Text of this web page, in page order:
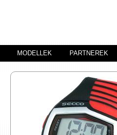
MODELLEK PARTNEREK